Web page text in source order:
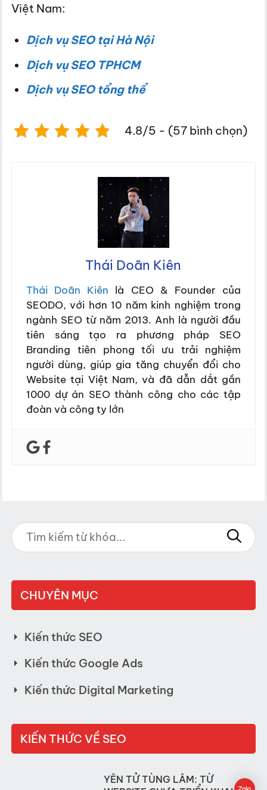
Việt Nam:
Dịch vụ SEO tại Hà Nội
Dịch vụ SEO TPHCM
Dịch vụ SEO tổng thể
4.8/5 - (57 bình chọn)
Thái Doãn Kiên
Thái Doãn Kiên là CEO & Founder của
SEODO, với hơn 10 năm kinh nghiệm trong
ngành SEO từ năm 2013. Anh là người đầu
tiên sáng tạo ra phương pháp SEO
Branding tiên phong tối ưu trải nghiệm
người dùng, giúp gia tăng chuyển đổi cho
Website tại Việt Nam, và đã dẫn dắt gần
1000 dự án SEO thành công cho các tập
đoàn và công ty lớn
CHUYÊN MỤC
Kiến thức SEO
Kiến thức Google Ads
Kiến thức Digital Marketing
KIẾN THỨC VỀ SEO
YÊN TỬ TÙNG LÂM: TỪ